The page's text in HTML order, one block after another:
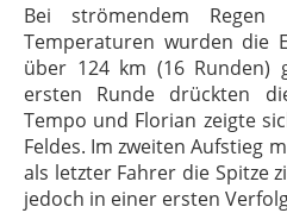
Bei strömendem
Temperaturen wurden die
über 124 km (16 Runden)
ersten Runde drückten
Tempo und Florian zeigte
Feldes. Im zweiten Aufstieg
als letzter Fahrer die Spitze
jedoch in einer ersten